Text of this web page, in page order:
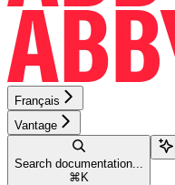
Français
Vantage
Search documentation...
⌘ K